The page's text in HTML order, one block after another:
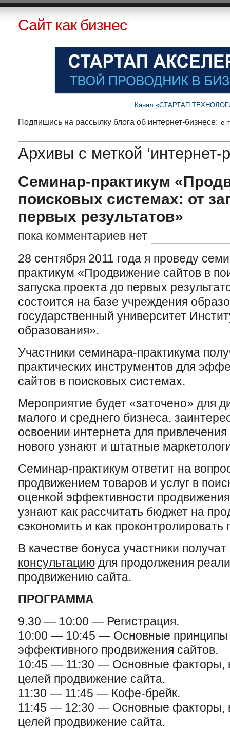
Сайт как бизнес
Канал «СТАРТАП
Подпишись на рассылку блога об интернет-бизнесе:
Архивы с меткой ‘интернет-
Семинар-практикум
поисковых системах: от
первых результатов»
пока комментариев нет
28 сентября 2011 года я проведу
практикум «Продвижение сайтов в
запуска проекта до первых
состоится на базе учреждения
государственный университет
образования».
Участники семинара-практикума
практических инструментов для
сайтов в поисковых системах.
Мероприятие будет «заточено» для
малого и среднего бизнеса,
освоении интернета для
нового узнают и штатные
Семинар-практикум ответит на
продвижением товаров и услуг в
оценкой эффективности
узнают как рассчитать бюджет на
сэкономить и как проконтролировать
В качестве бонуса участники
консультациюдля продолжения
продвижению сайта.
ПРОГРАММА
9.30 — 10:00 — Регистрация.
10:00 — 10:45 — Основные принципы
эффективного продвижения сайтов.
10:45 — 11:30 — Основные факторы,
целей продвижение сайта.
11:30 — 11:45 — Кофе-брейк.
11:45 — 12:30 — Основные факторы,
целей продвижение сайта.